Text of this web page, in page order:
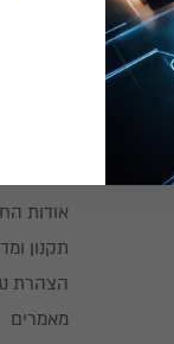
חרבות ברזל
אודות
תקנון
הצהרת
מאמרים